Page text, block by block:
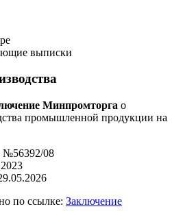
выписки
Минпромторга о
промышленной продукции на
№56392/08
по ссылке: Заключение